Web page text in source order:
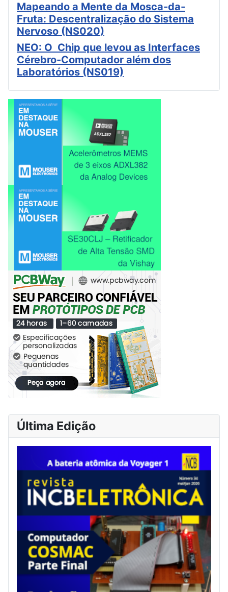
Mapeando a Mente da Mosca-da-
Fruta: Descentralização do Sistema
Nervoso (NS020)
NEO: O Chip que levou as Interfaces
Cérebro-Computador além dos
Laboratórios (NS019)
Última Edição